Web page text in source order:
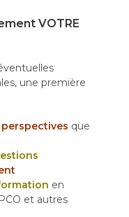
VOTRE
une première
perspectives que
en
et autres